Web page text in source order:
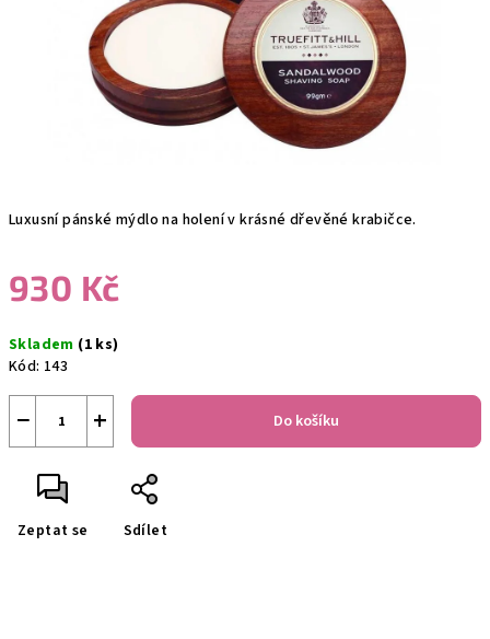
Luxusní pánské mýdlo na holení v krásné dřevěné krabičce.
930 Kč
cena:
Skladem (1 ks)
Kód: 143
+
− Do košíku
Zeptat se Sdílet